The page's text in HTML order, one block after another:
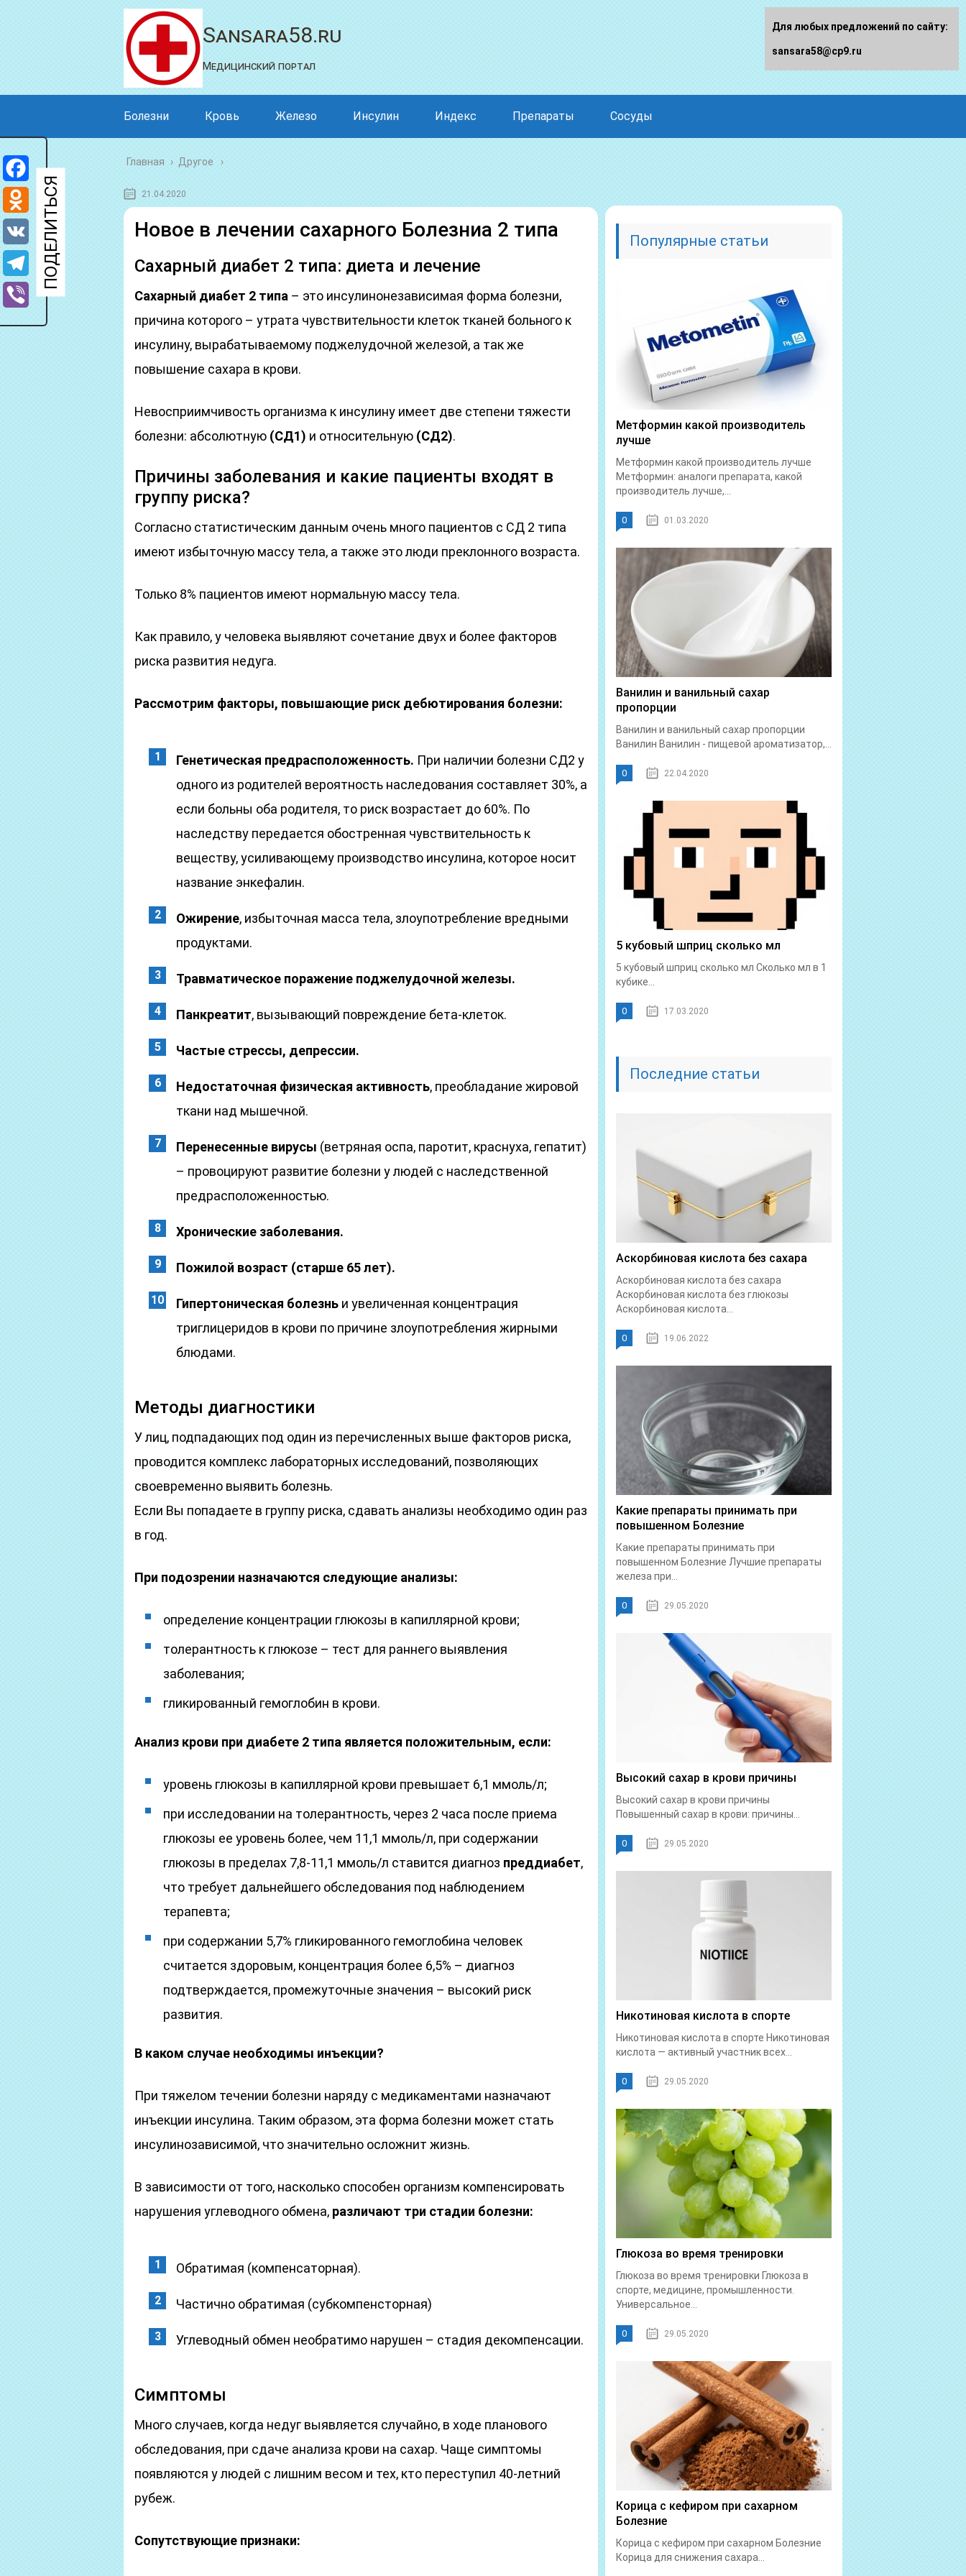
Sansara58.ru
Медицинский портал
Болезни Кровь Железо Инсулин Индекс Препараты Сосуды
Главная › Другое
21.04.2020
Новое в лечении сахарного Болезниа 2 типа
Сахарный диабет 2 типа: диета и лечение
Сахарный диабет 2 типа – это инсулинонезависимая форма болезни,
причина которого – утрата чувствительности клеток тканей больного к
инсулину, вырабатываемому поджелудочной железой, а так же
повышение сахара в крови.
Невосприимчивость организма к инсулину имеет две степени тяжести
болезни: абсолютную (СД1) и относительную (СД2).
Причины заболевания и какие пациенты входят в
группу риска?
Согласно статистическим данным очень много пациентов с СД 2 типа
имеют избыточную массу тела, а также это люди преклонного возраста.
Только 8% пациентов имеют нормальную массу тела.
Как правило, у человека выявляют сочетание двух и более факторов
риска развития недуга.
Рассмотрим факторы, повышающие риск дебютирования болезни:
Генетическая предрасположенность. При наличии болезни СД2 у
одного из родителей вероятность наследования составляет 30%, а
если больны оба родителя, то риск возрастает до 60%. По
наследству передается обостренная чувствительность к
веществу, усиливающему производство инсулина, которое носит
название энкефалин.
Ожирение, избыточная масса тела, злоупотребление вредными
продуктами.
Травматическое поражение поджелудочной железы.
Панкреатит, вызывающий повреждение бета-клеток.
Частые стрессы, депрессии.
Недостаточная физическая активность, преобладание жировой
ткани над мышечной.
Перенесенные вирусы (ветряная оспа, паротит, краснуха, гепатит)
– провоцируют развитие болезни у людей с наследственной
предрасположенностью.
Хронические заболевания.
Пожилой возраст (старше 65 лет).
Гипертоническая болезнь и увеличенная концентрация
триглицеридов в крови по причине злоупотребления жирными
блюдами.
Методы диагностики
У лиц, подпадающих под один из перечисленных выше факторов риска,
проводится комплекс лабораторных исследований, позволяющих
своевременно выявить болезнь.
Если Вы попадаете в группу риска, сдавать анализы необходимо один раз
в год.
При подозрении назначаются следующие анализы:
определение концентрации глюкозы в капиллярной крови;
толерантность к глюкозе – тест для раннего выявления
заболевания;
гликированный гемоглобин в крови.
Анализ крови при диабете 2 типа является положительным, если:
уровень глюкозы в капиллярной крови превышает 6,1 ммоль/л;
при исследовании на толерантность, через 2 часа после приема
глюкозы ее уровень более, чем 11,1 ммоль/л, при содержании
глюкозы в пределах 7,8-11,1 ммоль/л ставится диагноз преддиабет,
что требует дальнейшего обследования под наблюдением
терапевта;
при содержании 5,7% гликированного гемоглобина человек
считается здоровым, концентрация более 6,5% – диагноз
подтверждается, промежуточные значения – высокий риск
развития.
В каком случае необходимы инъекции?
При тяжелом течении болезни наряду с медикаментами назначают
инъекции инсулина. Таким образом, эта форма болезни может стать
инсулинозависимой, что значительно осложнит жизнь.
В зависимости от того, насколько способен организм компенсировать
нарушения углеводного обмена, различают три стадии болезни:
Обратимая (компенсаторная).
Частично обратимая (субкомпенсторная)
Углеводный обмен необратимо нарушен – стадия декомпенсации.
Симптомы
Много случаев, когда недуг выявляется случайно, в ходе планового
обследования, при сдаче анализа крови на сахар. Чаще симптомы
появляются у людей с лишним весом и тех, кто переступил 40-летний
рубеж.
Сопутствующие признаки:
Популярные статьи
Метформин какой производитель
лучше
Метформин какой производитель лучше
Метформин: аналоги препарата, какой
производитель лучше,...
0 01.03.2020
Ванилин и ванильный сахар
пропорции
Ванилин и ванильный сахар пропорции
Ванилин Ванилин - пищевой ароматизатор,...
0 22.04.2020
5 кубовый шприц сколько мл
5 кубовый шприц сколько мл Сколько мл в 1
кубике...
0 17.03.2020
Последние статьи
Аскорбиновая кислота без сахара
Аскорбиновая кислота без сахара
Аскорбиновая кислота без глюкозы
Аскорбиновая кислота...
0 19.06.2022
Какие препараты принимать при
повышенном Болезние
Какие препараты принимать при
повышенном Болезние Лучшие препараты
железа при...
0 29.05.2020
Высокий сахар в крови причины
Высокий сахар в крови причины
Повышенный сахар в крови: причины...
0 29.05.2020
Никотиновая кислота в спорте
Никотиновая кислота в спорте Никотиновая
кислота — активный участник всех...
0 29.05.2020
Глюкоза во время тренировки
Глюкоза во время тренировки Глюкоза в
спорте, медицине, промышленности.
Универсальное...
0 29.05.2020
Корица с кефиром при сахарном
Болезние
Корица с кефиром при сахарном Болезние
Корица для снижения сахара...
Facebook
Odnoklassniki
VK
Telegram
Viber
Для любых предложений по сайту:
sansara58@cp9.ru